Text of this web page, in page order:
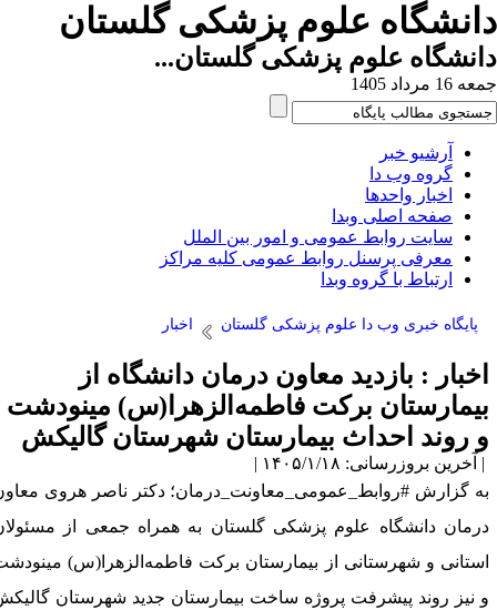
علوم پزشکی گلستان
علوم پزشکی گلستان...
مرداد 1405
آرشیو خبر
گروه وب دا
اخبار واحدها
صفحه اصلی وبدا
سایت روابط عمومی و امور بین الملل
معرفی پرسنل روابط عمومی کلیه مراکز
ارتباط با گروه وبدا
پایگاه خبری وب دا علوم پزشکی گلستان اخبار
: بازدید معاون درمان دانشگاه از
برکت فاطمه‌الزهرا(س) مینودشت
روند احداث بیمارستان شهرستان گالیکش
بروزرسانی: ۱۴۰۵/۱/۱۸ |
گزارش #روابط_عمومی_معاونت_درمان؛ دکتر ناصر هروی معاون
دانشگاه علوم پزشکی گلستان به همراه جمعی از مسئولان
و شهرستانی از بیمارستان برکت فاطمه‌الزهرا(س) مینودشت
نیز روند پیشرفت پروژه ساخت بیمارستان جدید شهرستان گالیکش